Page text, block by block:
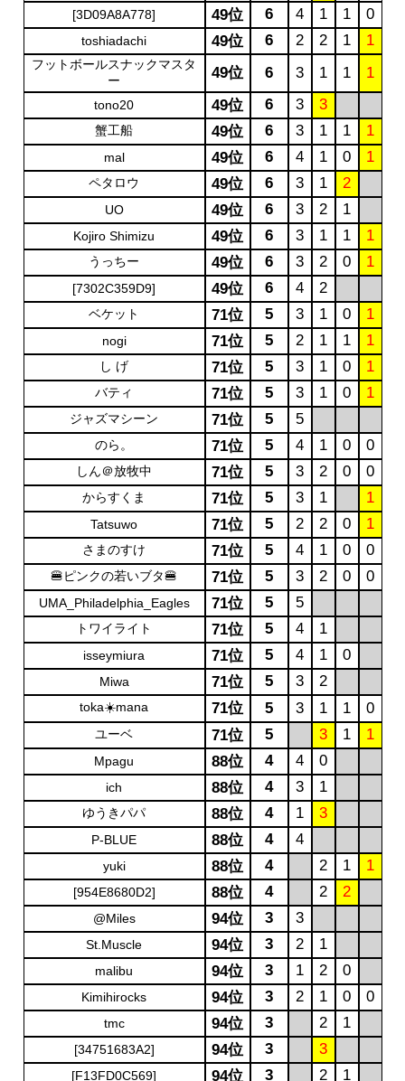
[3D09A8A778] 49位 6 4 1 1 0
toshiadachi 49位 6 2 2 1 1
フットボールスナックマスタ
ー
49位 6 3 1 1 1
tono20 49位 6 3 3
蟹工船 49位 6 3 1 1 1
mal 49位 6 4 1 0 1
ペタロウ 49位 6 3 1 2
UO 49位 6 3 2 1
Kojiro Shimizu 49位 6 3 1 1 1
うっちー 49位 6 3 2 0 1
[7302C359D9] 49位 6 4 2
ベケット 71位 5 3 1 0 1
nogi 71位 5 2 1 1 1
し げ 71位 5 3 1 0 1
バティ 71位 5 3 1 0 1
ジャズマシーン 71位 5 5
のら。 71位 5 4 1 0 0
しん＠放牧中 71位 5 3 2 0 0
からすくま 71位 5 3 1 1
Tatsuwo 71位 5 2 2 0 1
さまのすけ 71位 5 4 1 0 0
🍔ピンクの若いブタ🍔 71位 5 3 2 0 0
UMA_Philadelphia_Eagles 71位 5 5
トワイライト 71位 5 4 1
isseymiura 71位 5 4 1 0
Miwa 71位 5 3 2
toka☀️mana 71位 5 3 1 1 0
ユーベ 71位 5 3 1 1
Mpagu 88位 4 4 0
ich 88位 4 3 1
ゆうきパパ 88位 4 1 3
P-BLUE 88位 4 4
yuki 88位 4 2 1 1
[954E8680D2] 88位 4 2 2
@Miles 94位 3 3
St.Muscle 94位 3 2 1
malibu 94位 3 1 2 0
Kimihirocks 94位 3 2 1 0 0
tmc 94位 3 2 1
[34751683A2] 94位 3 3
[F13FD0C569] 94位 3 2 1